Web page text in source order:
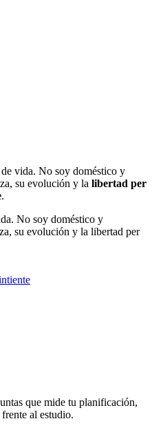
vida. No soy doméstico y
su evolución y la libertad per
.
No soy doméstico y
su evolución y la libertad per
que mide tu planificación,
al estudio.